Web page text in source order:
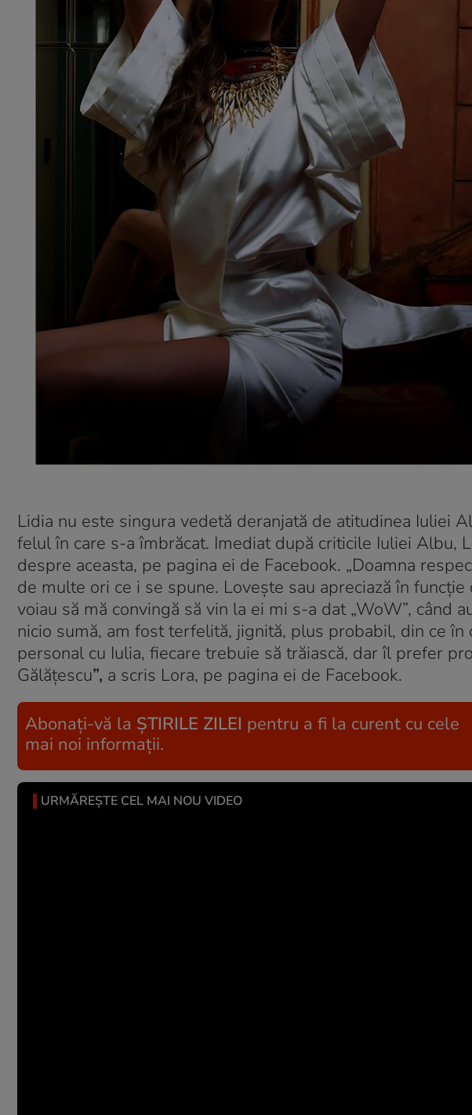
Lidia nu este singura vedetă deranjată de atitudinea Iuliei
felul în care s-a îmbrăcat. Imediat după criticile Iuliei Albu,
despre aceasta, pe pagina ei de Facebook. „Doamna
de multe ori ce i se spune. Loveşte sau apreciază în
voiau să mă convingă să vin la ei mi s-a dat „WoW”, când
nicio sumă, am fost terfelită, jignită, plus probabil, din ce în
personal cu Iulia, fiecare trebuie să trăiască, dar îl prefer
Gălăţescu”, a scris Lora, pe pagina ei de Facebook.
Abonați-vă la ȘTIRILE ZILEI pentru a fi la curent cu cele
mai noi informații.
URMĂREȘTE CEL MAI NOU VIDEO